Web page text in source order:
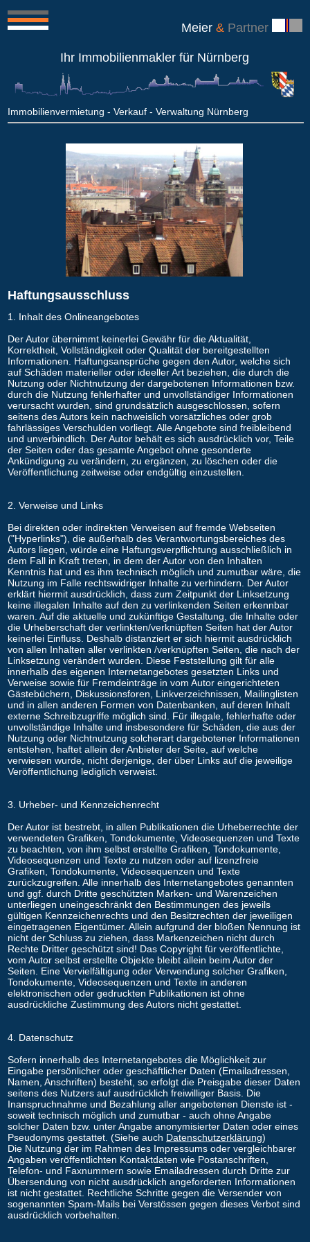
Meier & Partner
Ihr Immobilienmakler für Nürnberg
Immobilienvermietung - Verkauf - Verwaltung Nürnberg
Haftungsausschluss
1. Inhalt des Onlineangebotes
Der Autor übernimmt keinerlei Gewähr für die Aktualität,
Korrektheit, Vollständigkeit oder Qualität der bereitgestellten
Informationen. Haftungsansprüche gegen den Autor, welche sich
auf Schäden materieller oder ideeller Art beziehen, die durch die
Nutzung oder Nichtnutzung der dargebotenen Informationen bzw.
durch die Nutzung fehlerhafter und unvollständiger Informationen
verursacht wurden, sind grundsätzlich ausgeschlossen, sofern
seitens des Autors kein nachweislich vorsätzliches oder grob
fahrlässiges Verschulden vorliegt. Alle Angebote sind freibleibend
und unverbindlich. Der Autor behält es sich ausdrücklich vor, Teile
der Seiten oder das gesamte Angebot ohne gesonderte
Ankündigung zu verändern, zu ergänzen, zu löschen oder die
Veröffentlichung zeitweise oder endgültig einzustellen.
2. Verweise und Links
Bei direkten oder indirekten Verweisen auf fremde Webseiten
("Hyperlinks"), die außerhalb des Verantwortungsbereiches des
Autors liegen, würde eine Haftungsverpflichtung ausschließlich in
dem Fall in Kraft treten, in dem der Autor von den Inhalten
Kenntnis hat und es ihm technisch möglich und zumutbar wäre, die
Nutzung im Falle rechtswidriger Inhalte zu verhindern. Der Autor
erklärt hiermit ausdrücklich, dass zum Zeitpunkt der Linksetzung
keine illegalen Inhalte auf den zu verlinkenden Seiten erkennbar
waren. Auf die aktuelle und zukünftige Gestaltung, die Inhalte oder
die Urheberschaft der verlinkten/verknüpften Seiten hat der Autor
keinerlei Einfluss. Deshalb distanziert er sich hiermit ausdrücklich
von allen Inhalten aller verlinkten /verknüpften Seiten, die nach der
Linksetzung verändert wurden. Diese Feststellung gilt für alle
innerhalb des eigenen Internetangebotes gesetzten Links und
Verweise sowie für Fremdeinträge in vom Autor eingerichteten
Gästebüchern, Diskussionsforen, Linkverzeichnissen, Mailinglisten
und in allen anderen Formen von Datenbanken, auf deren Inhalt
externe Schreibzugriffe möglich sind. Für illegale, fehlerhafte oder
unvollständige Inhalte und insbesondere für Schäden, die aus der
Nutzung oder Nichtnutzung solcherart dargebotener Informationen
entstehen, haftet allein der Anbieter der Seite, auf welche
verwiesen wurde, nicht derjenige, der über Links auf die jeweilige
Veröffentlichung lediglich verweist.
3. Urheber- und Kennzeichenrecht
Der Autor ist bestrebt, in allen Publikationen die Urheberrechte der
verwendeten Grafiken, Tondokumente, Videosequenzen und Texte
zu beachten, von ihm selbst erstellte Grafiken, Tondokumente,
Videosequenzen und Texte zu nutzen oder auf lizenzfreie
Grafiken, Tondokumente, Videosequenzen und Texte
zurückzugreifen. Alle innerhalb des Internetangebotes genannten
und ggf. durch Dritte geschützten Marken- und Warenzeichen
unterliegen uneingeschränkt den Bestimmungen des jeweils
gültigen Kennzeichenrechts und den Besitzrechten der jeweiligen
eingetragenen Eigentümer. Allein aufgrund der bloßen Nennung ist
nicht der Schluss zu ziehen, dass Markenzeichen nicht durch
Rechte Dritter geschützt sind! Das Copyright für veröffentlichte,
vom Autor selbst erstellte Objekte bleibt allein beim Autor der
Seiten. Eine Vervielfältigung oder Verwendung solcher Grafiken,
Tondokumente, Videosequenzen und Texte in anderen
elektronischen oder gedruckten Publikationen ist ohne
ausdrückliche Zustimmung des Autors nicht gestattet.
4. Datenschutz
Sofern innerhalb des Internetangebotes die Möglichkeit zur
Eingabe persönlicher oder geschäftlicher Daten (Emailadressen,
Namen, Anschriften) besteht, so erfolgt die Preisgabe dieser Daten
seitens des Nutzers auf ausdrücklich freiwilliger Basis. Die
Inanspruchnahme und Bezahlung aller angebotenen Dienste ist -
soweit technisch möglich und zumutbar - auch ohne Angabe
solcher Daten bzw. unter Angabe anonymisierter Daten oder eines
Pseudonyms gestattet. (Siehe auch Datenschutzerklärung)
Die Nutzung der im Rahmen des Impressums oder vergleichbarer
Angaben veröffentlichten Kontaktdaten wie Postanschriften,
Telefon- und Faxnummern sowie Emailadressen durch Dritte zur
Übersendung von nicht ausdrücklich angeforderten Informationen
ist nicht gestattet. Rechtliche Schritte gegen die Versender von
sogenannten Spam-Mails bei Verstössen gegen dieses Verbot sind
ausdrücklich vorbehalten.